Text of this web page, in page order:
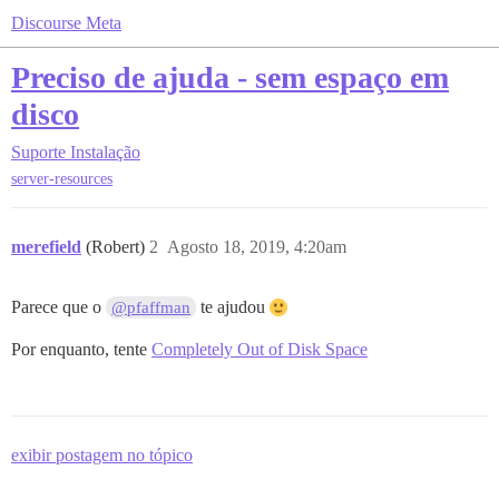
Discourse Meta
Preciso de ajuda - sem espaço em
disco
Suporte Instalação
server-resources
merefield (Robert) Agosto 18, 2019, 4:20am
2
Parece que o @pfaffman te ajudou
Por enquanto, tente Completely Out of Disk Space
exibir postagem no tópico